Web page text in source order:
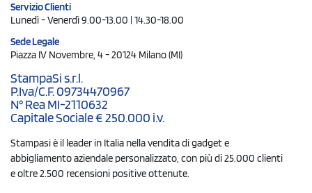
Servizio Clienti
Lunedì - Venerdì 9.00-13.00 | 14.30-18.00
Sede Legale
Piazza IV Novembre, 4 - 20124 Milano (MI)
StampaSi s.r.l.
P.Iva/C.F. 09734470967
N° Rea MI-2110632
Capitale Sociale € 250.000 i.v.
Stampasi è il leader in Italia nella vendita di gadget e
abbigliamento aziendale personalizzato, con più di 25.000 clienti
e oltre 2.500 recensioni positive ottenute.